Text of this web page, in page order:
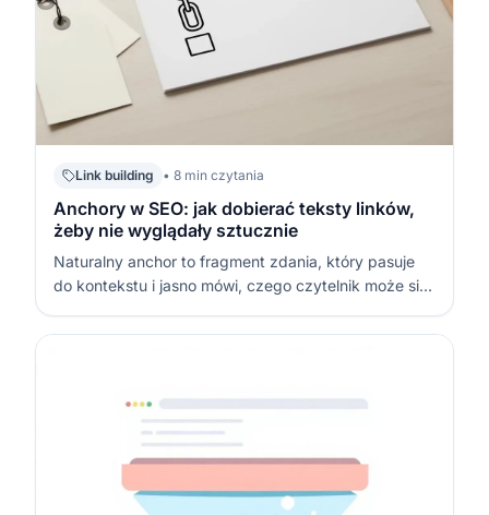
Link building • 8 min czytania
Anchory w SEO: jak dobierać teksty linków,
żeby nie wyglądały sztucznie
Naturalny anchor to fragment zdania, który pasuje
do kontekstu i jasno mówi, czego czytelnik może się
Optimization – optymalizacja dla wyszukiwarek